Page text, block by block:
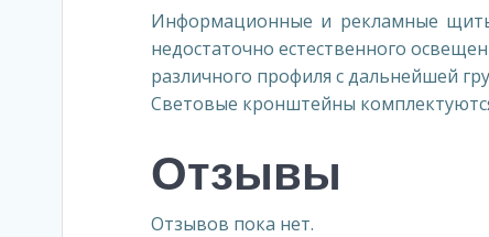
Информационные и рекламные
недостаточно естественного
различного профиля с дальнейшей
Световые кронштейны
Отзывы
Отзывов пока нет.